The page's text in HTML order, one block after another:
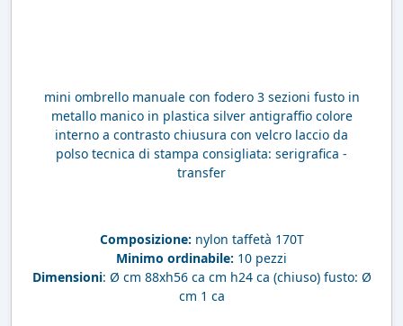
mini ombrello manuale con fodero 3 sezioni fusto in
metallo manico in plastica silver antigraffio colore
interno a contrasto chiusura con velcro laccio da
polso tecnica di stampa consigliata: serigrafica -
transfer
Composizione: nylon taffetà 170T
Minimo ordinabile: 10 pezzi
Dimensioni: Ø cm 88xh56 ca cm h24 ca (chiuso) fusto: Ø
cm 1 ca